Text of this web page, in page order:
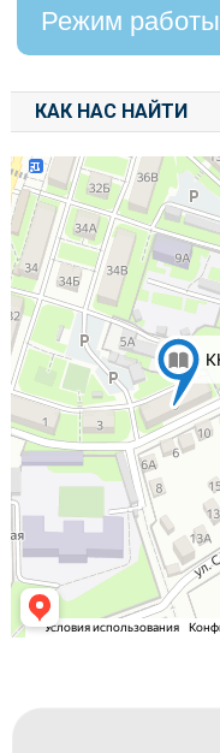
Режим работы
КАК НАС НАЙТИ